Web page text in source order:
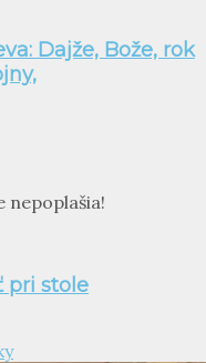
Dajže, Bože, rok
nepoplašia!
pri stole